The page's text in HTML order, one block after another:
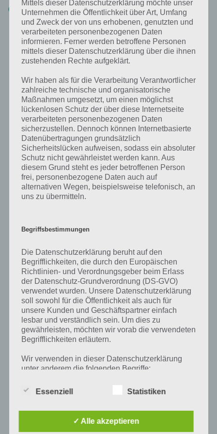
Wale
Weitere Aufgaben und Rätsel im gleichen
Level
befinden sich “Das assoziiert man mit Märchen ” und “Bild: Mädchen
neben Mikroskop“. Klicke einfach auf den Sachverhalt, um zur 94%
Lösung zu gelangen.
Wenn die Lösung nicht mehr aktuell sein sollte oder ein Wort in der
Lösung von 94 Prozent fehlt, so teile uns die korrekten Lösungen
einfach in den Kommentaren mit. Nur so können wir stets die
aktuellen Antworten auf die zahlreichen Fragen in der App geben.
Darum geht es bei 94%
am häufigsten genannt worden sind. Nur so kannst du das nächste
Prozent, wovon die App ihren Namen hat. Entsprechend ist 94
Prozent ein Wort und Rätsel-Spiel. Bereits über 10 Millionen mal
wurde die App mittlerweile heruntergeladen und gehört mit zu den
erfolgreichsten Spiele Apps in diesem Genre im Google Play Store
und iTunes App Store.
Auf WhatsApp teilen Teilen auf Facebook
Tweet auf Twitter
Mittels dieser Datenschutzerklärung möchte unser
Unternehmen die Öffentlichkeit über Art, Umfang
und Zweck der von uns erhobenen, genutzten und
verarbeiteten personenbezogenen Daten
informieren. Ferner werden betroffene Personen
mittels dieser Datenschutzerklärung über die ihnen
zustehenden Rechte aufgeklärt.
Wir haben als für die Verarbeitung Verantwortlicher
zahlreiche technische und organisatorische
Maßnahmen umgesetzt, um einen möglichst
lückenlosen Schutz der über diese Internetseite
verarbeiteten personenbezogenen Daten
sicherzustellen. Dennoch können Internetbasierte
Datenübertragungen grundsätzlich
Sicherheitslücken aufweisen, sodass ein absoluter
Schutz nicht gewährleistet werden kann. Aus
diesem Grund steht es jeder betroffenen Person
frei, personenbezogene Daten auch auf
alternativen Wegen, beispielsweise telefonisch, an
uns zu übermitteln.
Begriffsbestimmungen
Die Datenschutzerklärung beruht auf den
Begrifflichkeiten, die durch den Europäischen
Richtlinien- und Verordnungsgeber beim Erlass
der Datenschutz-Grundverordnung (DS-GVO)
verwendet wurden. Unsere Datenschutzerklärung
soll sowohl für die Öffentlichkeit als auch für
unsere Kunden und Geschäftspartner einfach
lesbar und verständlich sein. Um dies zu
gewährleisten, möchten wir vorab die verwendeten
Begrifflichkeiten erläutern.
Wir verwenden in dieser Datenschutzerklärung
unter anderem die folgenden Begriffe:
Personenbezogene Daten sind alle
Essenziell Statistiken
✓ Alle akzeptieren